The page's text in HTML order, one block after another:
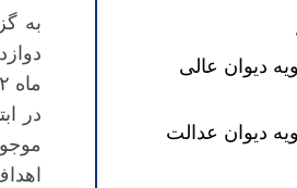
به
ماه ۱۴۰۲ در محل کانون برگزار شد.
در
دیوان عالی
دیوان عدالت